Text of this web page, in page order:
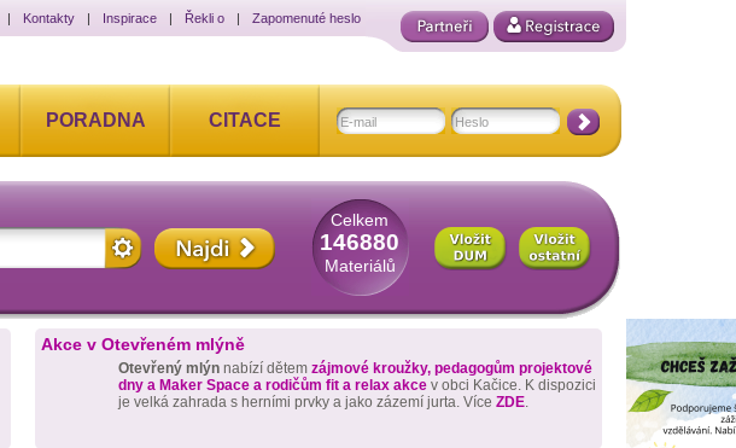
| Kontakty | Inspirace | Řekli o | Zapomenuté heslo
PORADNA CITACE
Celkem
146880
Materiálů
Akce v Otevřeném mlýně
Otevřený mlýn nabízí dětem zájmové kroužky, pedagogům projektové
dny a Maker Space a rodičům fit a relax akce v obci Kačice. K dispozici
je velká zahrada s herními prvky a jako zázemí jurta. Více ZDE.